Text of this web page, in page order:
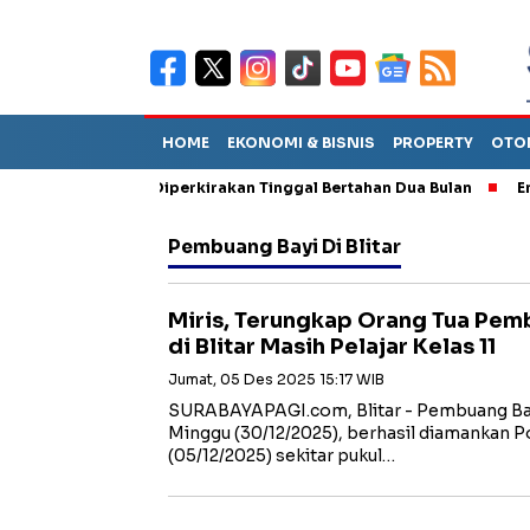
HOME EKONOMI & BISNIS PROPERTY
Sebut TPA Diperkirakan Tinggal Bertahan Dua Bulan
Pembuang Bayi Di Blitar
Miris, Terungkap Orang Tua
di Blitar Masih Pelajar Kelas 11
Jumat, 05 Des 2025 15:17 WIB
SURABAYAPAGI.com, Blitar - Pembuang
Minggu (30/12/2025), berhasil diamankan
(05/12/2025) sekitar pukul…